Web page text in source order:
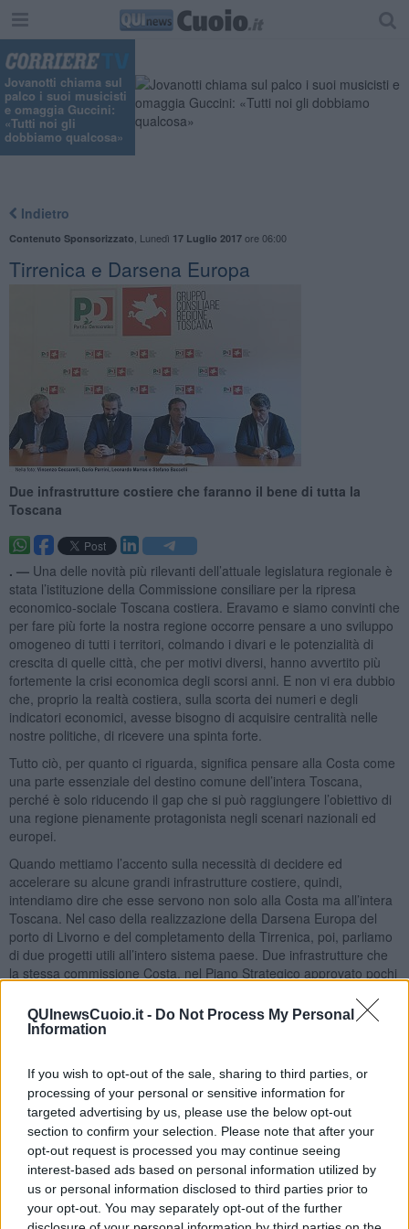
QUInewsCuoio.it - Do Not Process My Personal
Information
If you wish to opt-out of the sale, sharing to third parties, or
processing of your personal or sensitive information for
targeted advertising by us, please use the below opt-out
section to confirm your selection. Please note that after your
opt-out request is processed you may continue seeing
interest-based ads based on personal information utilized by
us or personal information disclosed to third parties prior to
your opt-out. You may separately opt-out of the further
Jovanotti chiama sul
palco i suoi musicisti
e omaggia Guccini:
«Tutti noi gli
dobbiamo qualcosa»
Indietro
Contenuto Sponsorizzato Lunedì 17 Luglio 2017ore 06:00
​Tirrenica e Darsena Europa
Due infrastrutture costiere che faranno il bene di tutta la
Toscana
. — Una delle novità più rilevanti dell’attuale legislatura regionale è
stata l’istituzione della Commissione consiliare per la ripresa
economico-sociale Toscana costiera. Eravamo e siamo convinti che
per fare più forte la nostra regione occorre pensare a uno sviluppo
omogeneo di tutti i territori, colmando i divari e le potenzialità di
crescita di quelle città, che per motivi diversi, hanno avvertito più
fortemente la crisi economica degli scorsi anni. E non vi era dubbio
che, proprio la realtà costiera, sulla scorta dei numeri e degli
indicatori economici, avesse bisogno di acquisire centralità nelle
nostre politiche, di ricevere una spinta forte.
Tutto ciò, per quanto ci riguarda, significa pensare alla Costa come
una parte essenziale del destino comune dell’intera Toscana,
perché è solo riducendo il gap che si può raggiungere l’obiettivo di
una regione pienamente protagonista negli scenari nazionali ed
europei.
Quando mettiamo l’accento sulla necessità di decidere ed
accelerare su alcune grandi infrastrutture costiere, quindi,
intendiamo dire che esse servono non solo alla Costa ma all’intera
Toscana. Nel caso della realizzazione della Darsena Europa del
porto di Livorno e del completamento della Tirrenica, poi, parliamo
di due progetti utili all’intero sistema paese. Due infrastrutture che
la stessa commissione Costa, nel Piano Strategico approvato pochi
Per questo, recentemente, insieme al segretario regionale del Pd, il
deputato Dario Parrini, e all’assessore alle infrastrutture, Vincenzo
nei confronti del governo nazionale per chiedere un punto di svolta
e impegni precisi.
Nel concreto: abbiamo presentato una mozione in Consiglio
regionale, firmata dal nosto capogruppo, Leonardo Marrass, dal
presidente della giunta regionale, Enrico Rossi, dal presidente della
commissione ambiente e territorio, Stefano Baccelli, da quello della
commissione Costa, Antonio Mazzeo, dal presidente della
commissione sviluppo economico, Gianni Anselmi, dalla